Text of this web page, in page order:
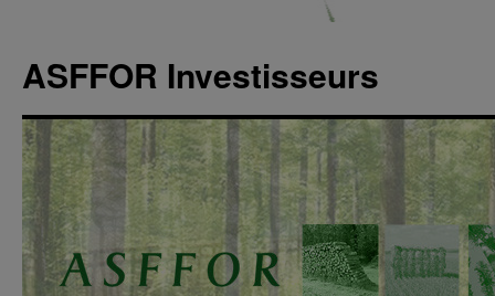
ASFFOR Investisseurs